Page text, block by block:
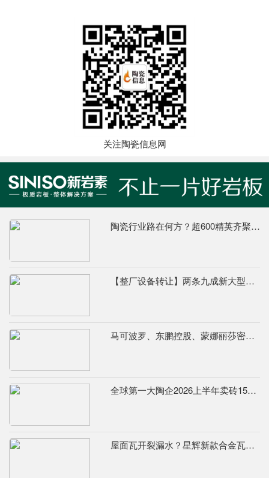
关注陶瓷信息网
陶瓷行业路在何方？超600精英齐聚陶业年度思想盛会，樊纲、何乾、龙建刚献智破局
【整厂设备转让】两条九成新大型辊道窑
马可波罗、东鹏控股、蒙娜丽莎密集发布公告，合计新获28项专利
全球第一大陶企2026上半年卖砖155.7亿元，瓷砖净利润9.8亿元
屋面瓦开裂漏水？星辉新款合金瓦从源头解决